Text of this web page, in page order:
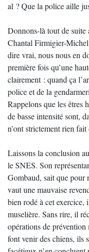
al ? Que la police aille
Donnons-là tout de suite
Chantal Firmigier-
dire vrai, nous nous en
première fois qu’une
clairement : quand ça
police et de la
Rappelons que les êtres
de basse intensité sont,
n’ont strictement rien
Laissons la conclusion
le SNES. Son
Gombaud, sait que pour
vaut une mauvaise
bien rodé à cet exercice,
muselière. Sans rire, il
opérations de prévention
font venir des chiens, ils